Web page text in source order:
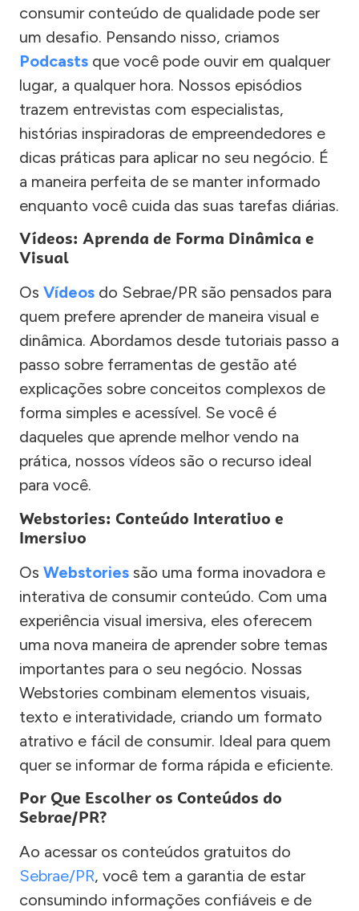
consumir conteúdo de qualidade pode ser
um desafio. Pensando nisso, criamos
Podcasts que você pode ouvir em qualquer
lugar, a qualquer hora. Nossos episódios
trazem entrevistas com especialistas,
histórias inspiradoras de empreendedores e
dicas práticas para aplicar no seu negócio. É
a maneira perfeita de se manter informado
enquanto você cuida das suas tarefas diárias.
Vídeos: Aprenda de Forma Dinâmica e
Visual
Os Vídeos do Sebrae/PR são pensados para
quem prefere aprender de maneira visual e
dinâmica. Abordamos desde tutoriais passo a
passo sobre ferramentas de gestão até
explicações sobre conceitos complexos de
forma simples e acessível. Se você é
daqueles que aprende melhor vendo na
prática, nossos vídeos são o recurso ideal
para você.
Webstories: Conteúdo Interativo e
Imersivo
Os Webstories são uma forma inovadora e
interativa de consumir conteúdo. Com uma
experiência visual imersiva, eles oferecem
uma nova maneira de aprender sobre temas
importantes para o seu negócio. Nossas
Webstories combinam elementos visuais,
texto e interatividade, criando um formato
atrativo e fácil de consumir. Ideal para quem
quer se informar de forma rápida e eficiente.
Por Que Escolher os Conteúdos do
Sebrae/PR?
Ao acessar os conteúdos gratuitos do
Sebrae/PR, você tem a garantia de estar
consumindo informações confiáveis e de